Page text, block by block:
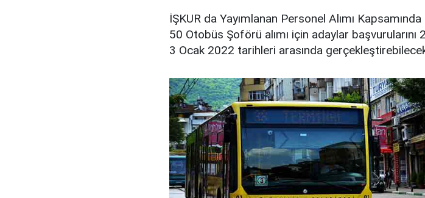
İŞKUR da Yayımlanan Personel Alımı
50 Otobüs Şoförü alımı için adaylar başvurularını
3 Ocak 2022 tarihleri arasında